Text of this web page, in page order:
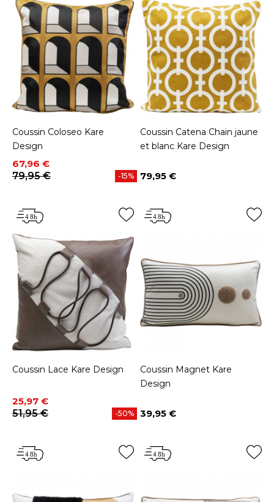
Coussin Coloseo Kare
Design
Prix
67,96 €
Prix de base
79,95 €
-15%
Coussin Catena Chain jaune
et blanc Kare Design
Prix
79,95 €
Coussin Lace Kare Design
Prix
25,97 €
Prix de base
51,95 €
-50%
Coussin Magnet Kare
Design
Prix
39,95 €